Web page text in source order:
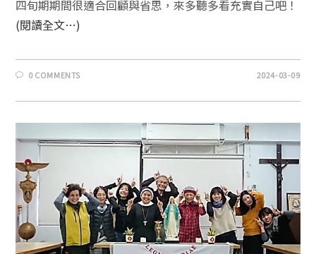
四旬期期間很適合回顧與省思，來多聽多看充實自己吧！
(閱讀全文…)
0 COMMENTS 2024-03-09